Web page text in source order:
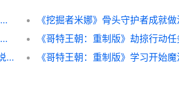
《挖掘者米娜》二周目白金方法策略同享 挖掘者米娜钥匙
《挖掘者米娜》锤击狂人成就做法说明 挖掘者米娜钥匙
《哥特王朝：重制版》前期去兽人区赚钱方式说明 哥特王朝重制版mod